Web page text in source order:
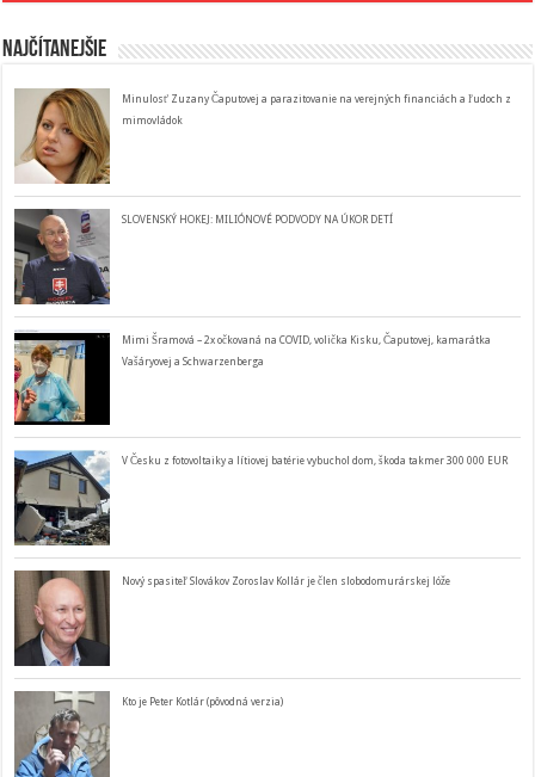
Najčítanejšie
Minulosť Zuzany Čaputovej a parazitovanie na verejných financiách a ľudoch z
mimovládok
SLOVENSKÝ HOKEJ: MILIÓNOVÉ PODVODY NA ÚKOR DETÍ
Mimi Šramová – 2x očkovaná na COVID, volička Kisku, Čaputovej, kamarátka
Vašáryovej a Schwarzenberga
V Česku z fotovoltaiky a lítiovej batérie vybuchol dom, škoda takmer 300 000 EUR
Nový spasiteľ Slovákov Zoroslav Kollár je člen slobodomurárskej lóže
Kto je Peter Kotlár (pôvodná verzia)